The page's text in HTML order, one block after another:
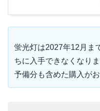
蛍光灯は2027年12月ま
ちに入手できなくなり
予備分も含めた購入がお